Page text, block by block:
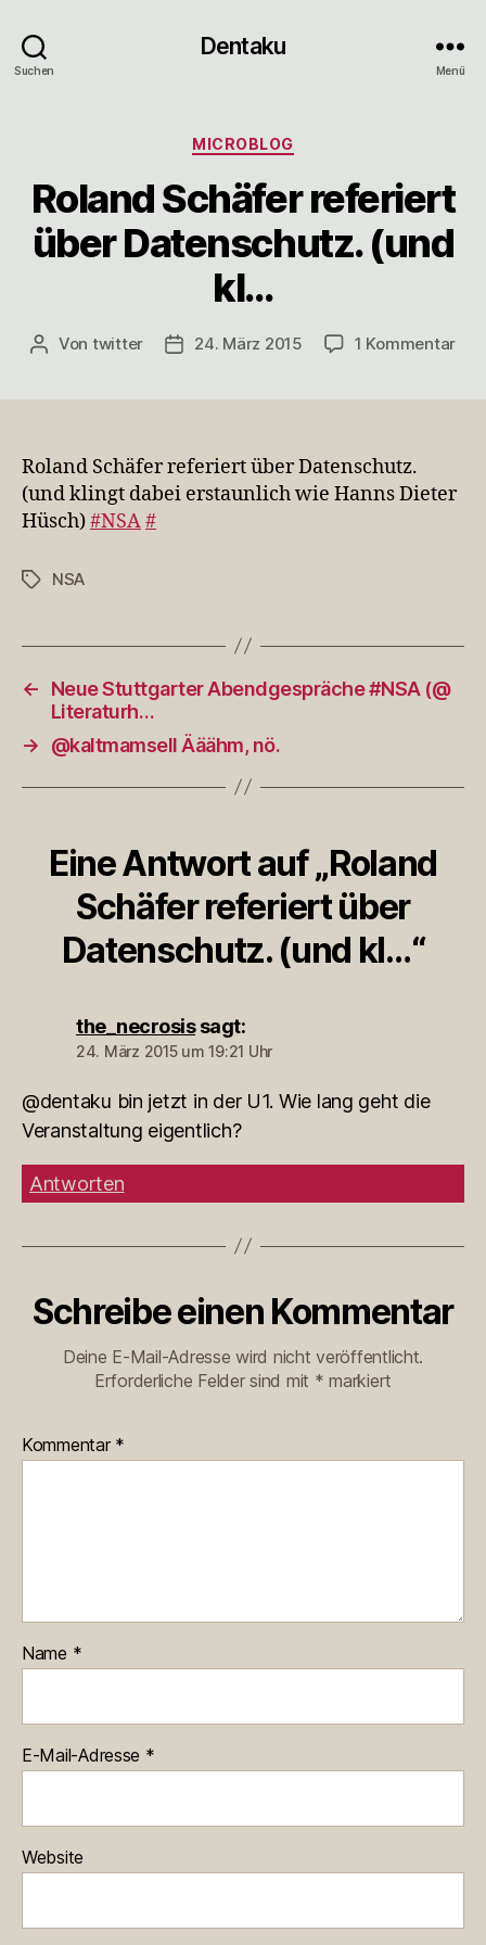
Suchen
Dentaku
Menü
Kategorien
MICROBLOG
Roland Schäfer referiert
über Datenschutz. (und
kl…
Beitragsautor
Von twitter Veröffentlichungsdatum
24. März 2015 1 Kommentarzu
Roland Schäfer referiert über Datenschutz.
(und klingt dabei erstaunlich wie Hanns Dieter
Hüsch)#NSA#
Schlagwörter
NSA
←
Neue Stuttgarter Abendgespräche #NSA (@
Literaturh…
→
@kaltmamsell Ääähm, nö.
Eine Antwort auf „Roland
Schäfer referiert über
Datenschutz. (und kl…“
the_necrosis sagt:
24. März 2015 um 19:21 Uhr
@dentaku bin jetzt in der U1. Wie lang geht die
Veranstaltung eigentlich?
Antworten
Schreibe einen Kommentar
Deine E-Mail-Adresse wird nicht veröffentlicht.
Erforderliche Felder sind mit * markiert
Kommentar *
Name *
E-Mail-Adresse *
Website